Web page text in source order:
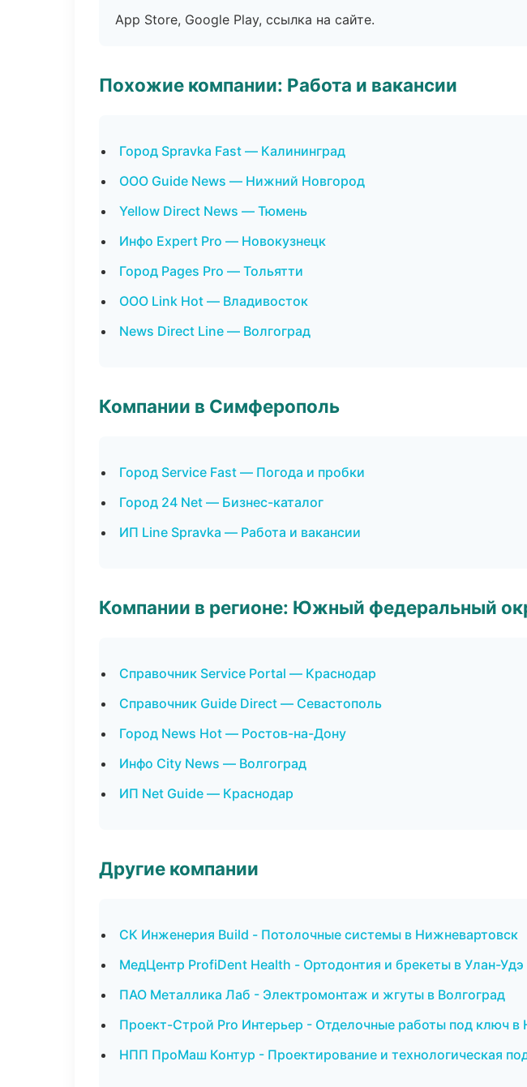
App Store, Google Play, ссылка на сайте.
Похожие компании: Работа и вакансии
Город Spravka Fast — Калининград
ООО Guide News — Нижний Новгород
Yellow Direct News — Тюмень
Инфо Expert Pro — Новокузнецк
Город Pages Pro — Тольятти
ООО Link Hot — Владивосток
News Direct Line — Волгоград
Компании в Симферополь
Город Service Fast — Погода и пробки
Город 24 Net — Бизнес-каталог
ИП Line Spravka — Работа и вакансии
Компании в регионе: Южный федеральный
Справочник Service Portal — Краснодар
Справочник Guide Direct — Севастополь
Город News Hot — Ростов-на-Дону
Инфо City News — Волгоград
ИП Net Guide — Краснодар
Другие компании
СК Инженерия Build - Потолочные системы в Нижневартовск
МедЦентр ProfiDent Health - Ортодонтия и брекеты в Улан-Удэ
ПАО Металлика Лаб - Электромонтаж и жгуты в Волгоград
Проект-Строй Pro Интерьер - Отделочные работы под ключ в
НПП ПроМаш Контур - Проектирование и технологическая